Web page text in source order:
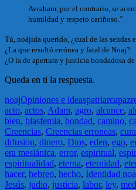
Avraham, por el contrario, se
humildad y respeto cariñoso.”
Tú, noájida querido, ¿cual de las sendas
¿La que resultó errónea y fatal de Noaj?
¿O la de apertura y justicia bondadosa
Queda en ti la respuesta.
noajOpiniones e ideaspatriarcapaz
acto, actos, Adam, agro, alcance,
bien, blasfemia, bondad, camino,
Creencias, Creencias erroneas, cura
difusion, dinero, Dios, eden, ego,
era mesiánica, error, espiritual,
espiritualidad, eterna, eternidad,
hacer, hebreo, hecho, Identidad
Jesús, judio, justicia, labor, ley,